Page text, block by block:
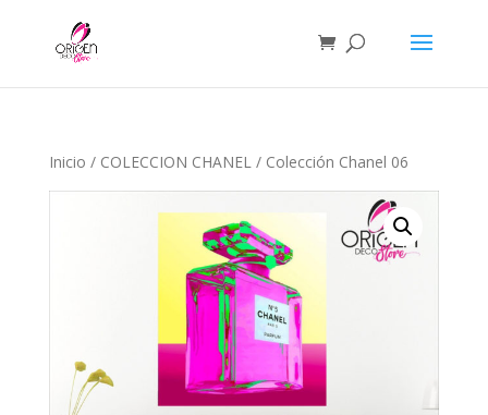
Inicio / COLECCION CHANEL/ Colección Chanel 06